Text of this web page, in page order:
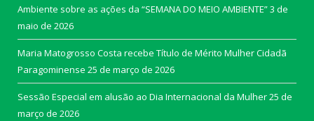
Ambiente sobre as ações da “SEMANA DO MEIO AMBIENTE”3 de
maio de 2026
Maria Matogrosso Costa recebe Título de Mérito Mulher Cidadã
Paragominense 25 de março de 2026
Sessão Especial em alusão ao Dia Internacional da Mulher25 de
março de 2026